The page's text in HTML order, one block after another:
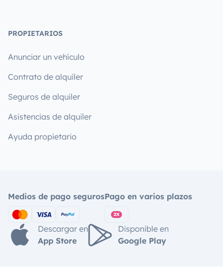
PROPIETARIOS
Anunciar un vehículo
Contrato de alquiler
Seguros de alquiler
Asistencias de alquiler
Ayuda propietario
Medios de pago segurosPago en varios plazos
Descargar en
App Store
Disponible en
Google Play